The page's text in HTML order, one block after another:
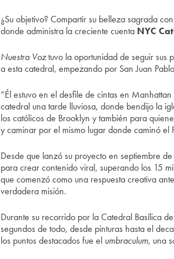
¿Su objetivo? Compartir su belleza sagrada
donde administra la creciente cuenta NYC
Nuestra Voztuvo la oportunidad de seguir
a esta catedral, empezando por San Juan
“Él estuvo en el desfile de cintas en
catedral una tarde lluviosa, donde bendijo la
los católicos de Brooklyn y también para
y caminar por el mismo lugar donde caminó el
Desde que lanzó su proyecto en septiembre
para crear contenido viral, superando los 15
que comenzó como una respuesta creativa
verdadera misión.
Durante su recorrido por la Catedral Basílica
segundos de todo, desde pinturas hasta el
los puntos destacados fue el umbraculum, una